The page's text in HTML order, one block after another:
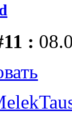
: